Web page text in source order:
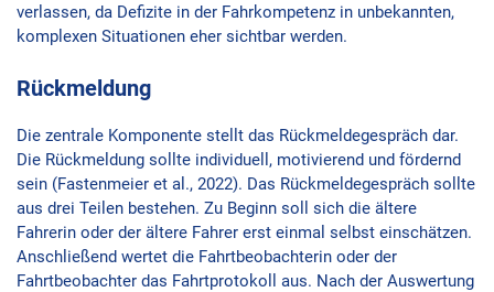
verlassen, da Defizite in der Fahrkompetenz in unbekannten,
komplexen Situationen eher sichtbar werden.
Rückmeldung
Die zentrale Komponente stellt das Rückmeldegespräch dar.
Die Rückmeldung sollte individuell, motivierend und fördernd
sein (Fastenmeier et al., 2022). Das Rückmeldegespräch sollte
aus drei Teilen bestehen. Zu Beginn soll sich die ältere
Fahrerin oder der ältere Fahrer erst einmal selbst einschätzen.
Anschließend wertet die Fahrtbeobachterin oder der
Fahrtbeobachter das Fahrtprotokoll aus. Nach der Auswertung